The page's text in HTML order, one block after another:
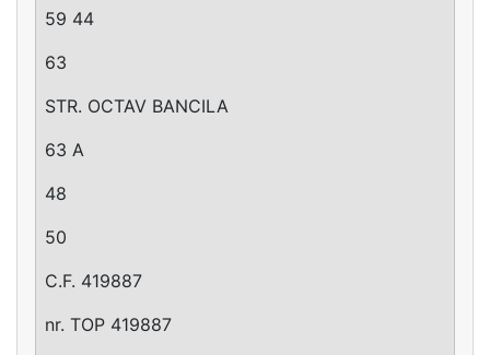
59 44
63
STR. OCTAV BANCILA
63 A
48
50
C.F. 419887
nr. TOP 419887